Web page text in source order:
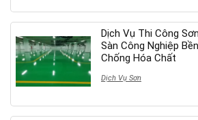
Dịch Vụ Thi Công
Sàn Công Nghiệp
Chống Hóa Chất
Dịch Vụ Sơn